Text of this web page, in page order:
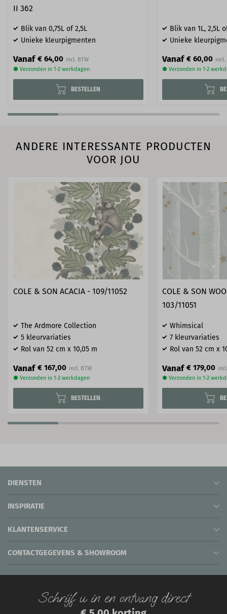
II 362
Blik van 0,75L of 2,5L
Unieke kleurpigmenten
Vanaf € 64,00
● Verzonden in 1-2 werkdagen
BESTELLEN
Blik van 1L, 2,5L
Unieke
Vanaf € 60,00
● Verzonden in 1-2
ANDERE INTERESSANTE PRODUCTEN
VOOR JOU
COLE & SON ACACIA - 109/11052
The Ardmore Collection
5 kleurvariaties
Rol van 52 cm x 10,05 m
Vanaf € 167,00
● Verzonden in 1-2 werkdagen
BESTELLEN
COLE & SON
103/11051
Whimsical
7 kleurvariaties
Rol van 52 cm x
Vanaf € 179,00
● Verzonden in 1-2
DIENSTEN
INSPIRATIE
KLANTENSERVICE
CONTACTGEGEVENS & SHOWROOM
Schrijf u in en ontvang direct